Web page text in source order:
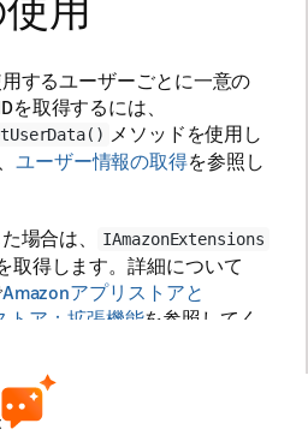
するユーザーごとに一意の
取得するには、
メソッドを使用し
ユーザー情報の取得を参照し
場合は、 IAmazonExtensions
取得します。詳細について
Amazonアプリストアと
トア：拡張機能を参照してく
を使用する方法もあります。